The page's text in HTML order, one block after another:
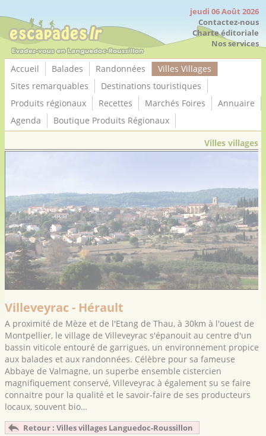
jeudi 06 Août 2026
Contactez-nous
Charte éditoriale
Nos services
Accueil Balades Randonnées
Villes Villages
Sites remarquables
Destinations touristiques
Produits régionaux
Recettes Marchés Foires
Annuaire
Agenda
Boutique Produits Régionaux
Villes villages
Villeveyrac - Hérault
A proximité de Mèze et de l'Etang de Thau, à 30km à l'ouest de
Montpellier, le village de Villeveyrac s'épanouit au centre d'un
bassin viticole entouré de garrigues, un environnement propice
aux balades et aux randonnées. Célèbre pour sa fameuse
Abbaye de Valmagne, un superbe ensemble cistercien
magnifiquement conservé, Villeveyrac à également su se faire
connaitre pour la qualité et le savoir-faire de ses producteurs
locaux, souvent bio…
Retour : Villes villages Languedoc-Roussillon